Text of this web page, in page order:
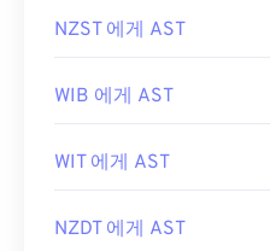
NZST 에게 AST
WIB 에게 AST
WIT 에게 AST
NZDT 에게 AST